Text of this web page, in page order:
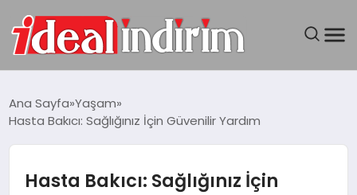
DÜNYA
Ana Sayfa Yaşam
Hasta Bakıcı: Sağlığınız İçin Güvenilir Yardım
Hasta Bakıcı: Sağlığınız İçin